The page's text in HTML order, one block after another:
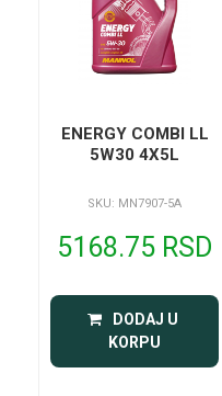
ENERGY COMBI LL
5W30 4X5L
SKU: MN7907-5A
5168.75 RSD
DODAJ U
KORPU